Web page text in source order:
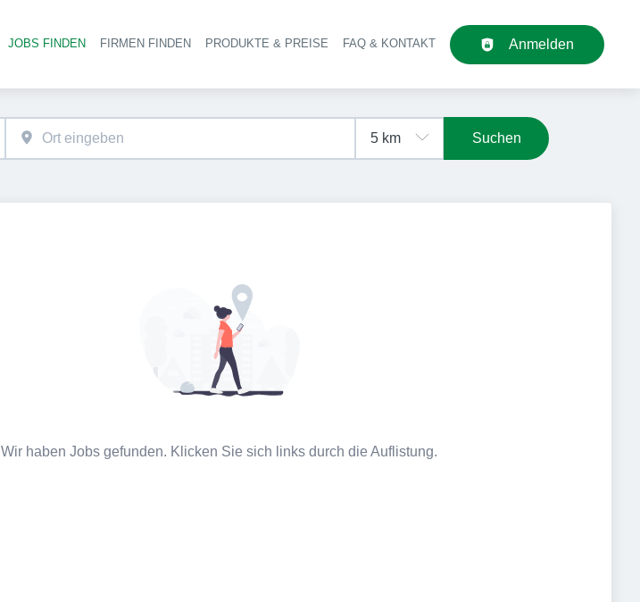
Haupt-Navigation
JOBS FINDEN FIRMEN FINDEN PRODUKTE & PREISE FAQ & KONTAKT Anmelden
Suchen
Wir haben Jobs gefunden. Klicken Sie sich links durch die Auflistung.